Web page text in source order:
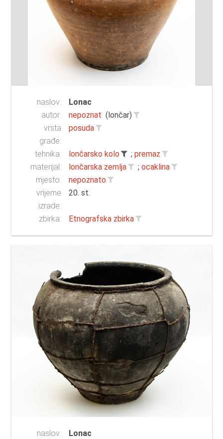
naslov:
Lonac
autor:
nepoznat (lončar)
vrsta
građe:
posuda
tehnika: lončarsko kolo ; premaz
materijal:
lončarska zemlja ; ocaklina
mjesto:
nepoznato
vrijeme
izrade:
20. st.
zbirka: Etnografska zbirka
naslov: Lonac